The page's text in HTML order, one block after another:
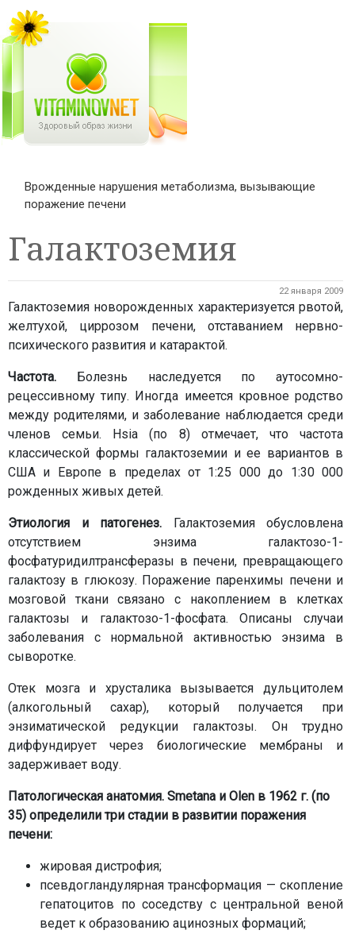
Врожденные нарушения метаболизма, вызывающие
поражение печени
Галактоземия
22 января 2009
Галактоземия новорожденных характеризуется рвотой,
желтухой, циррозом печени, отставанием нервно-
психического развития и катарактой.
Частота. Болезнь наследуется по аутосомно-
рецессивному типу. Иногда имеется кровное родство
между родителями, и заболевание наблюдается среди
членов семьи. Hsia (по 8) отмечает, что частота
классической формы галактоземии и ее вариантов в
США и Европе в пределах от 1:25 000 до 1:30 000
рожденных живых детей.
Этиология и патогенез. Галактоземия обусловлена
отсутствием энзима галактозо-1-
фосфатуридилтрансферазы в печени, превращающего
галактозу в глюкозу. Поражение паренхимы печени и
мозговой ткани связано с накоплением в клетках
галактозы и галактозо-1-фосфата. Описаны случаи
заболевания с нормальной активностью энзима в
сыворотке.
Отек мозга и хрусталика вызывается дульцитолем
(алкогольный сахар), который получается при
энзиматической редукции галактозы. Он трудно
диффундирует через биологические мембраны и
задерживает воду.
Патологическая анатомия. Smetana и Olen в 1962 г. (по
35) определили три стадии в развитии поражения
печени:
жировая дистрофия;
псевдогландулярная трансформация — скопление
гепатоцитов по соседству с центральной веной
ведет к образованию ацинозных формаций;